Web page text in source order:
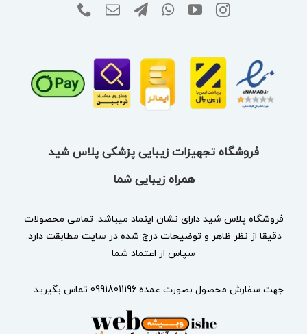
فروشگاه تجهیزات زیبایی پزشکی پلاس شید
همراه زیبایی شما
فروشگاه پلاس شید دارای نشان اینماد میباشد. تمامی محصولات
دقیقا از نظر ظاهر و توضیحات درج شده در سایت مطابقت دارد.
سپاس از اعتماد شما
جهت سفارش محصول بصورت عمده 09918011196 تماس بگیرید